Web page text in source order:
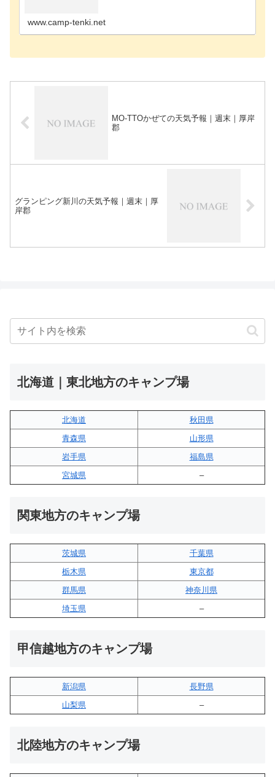
www.camp-tenki.net
MO-TTOかぜての天気予報｜週末｜厚岸
郡
グランピング新川の天気予報｜週末｜厚
岸郡
北海道｜東北地方のキャンプ場
北海道
秋田県
青森県
山形県
岩手県
福島県
宮城県
–
関東地方のキャンプ場
茨城県
千葉県
栃木県
東京都
群馬県
神奈川県
埼玉県
–
甲信越地方のキャンプ場
新潟県
長野県
山梨県
–
北陸地方のキャンプ場